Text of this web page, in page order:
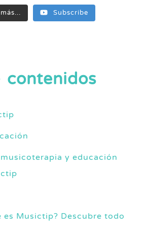
Subscribe
contenidos
y educación
es Musictip? Descubre todo